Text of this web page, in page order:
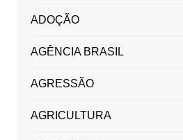
ADOÇÃO
AGÊNCIA BRASIL
AGRESSÃO
AGRICULTURA